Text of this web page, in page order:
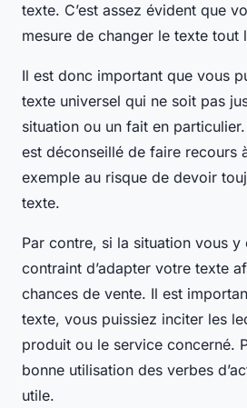
texte. C’est assez évident que
mesure de changer le texte tout
Il est donc important que vous
texte universel qui ne soit pas
situation ou un fait en
est déconseillé de faire recours
exemple au risque de devoir
texte.
Par contre, si la situation vous
contraint d’adapter votre texte
chances de vente. Il est
texte, vous puissiez inciter les
produit ou le service concerné.
bonne utilisation des verbes
utile.